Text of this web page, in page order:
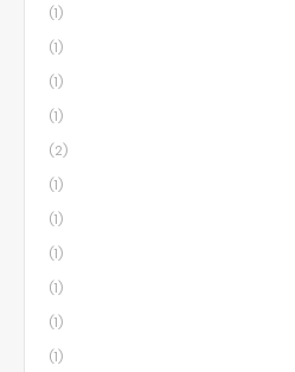
(1)
(1)
(1)
(1)
(2)
(1)
(1)
(1)
(1)
(1)
(1)